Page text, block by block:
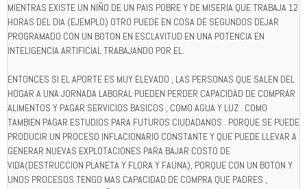
MIENTRAS EXISTE UN NIÑO DE UN PAIS POBRE Y DE MISERIA QUE TRABAJA 12
HORAS DEL DIA (EJEMPLO) OTRO PUEDE EN COSA DE SEGUNDOS DEJAR
PROGRAMADO CON UN BOTON EN ESCLAVITUD EN UNA POTENCIA EN
INTELIGENCIA ARTIFICIAL TRABAJANDO POR EL.
ENTONCES SI EL APORTE ES MUY ELEVADO , LAS PERSONAS QUE SALEN DEL
HOGAR A UNA JORNADA LABORAL PUEDEN PERDER CAPACIDAD DE COMPRAR
ALIMENTOS Y PAGAR SERVICIOS BASICOS , COMO AGUA Y LUZ . COMO
TAMBIEN PAGAR ESTUDIOS PARA FUTUROS CIUDADANOS . PORQUE SE PUEDE
PRODUCIR UN PROCESO INFLACIONARIO CONSTANTE Y QUE PUEDE LLEVAR A
GENERAR NUEVAS EXPLOTACIONES PARA BAJAR COSTO DE
VIDA(DESTRUCCION PLANETA Y FLORA Y FAUNA), PORQUE CON UN BOTON Y
UNOS PROCESOS TENGO MAS CAPACIDAD DE COMPRA QUE PADRES ,